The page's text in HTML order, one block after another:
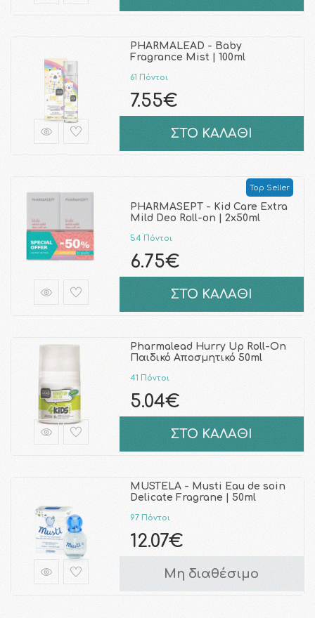
PHARMALEAD - Baby
Fragrance Mist | 100ml
61 Πόντοι
7.55€
ΣΤΟ ΚΑΛΑΘΙ
Top Seller
PHARMASEPT - Kid Care Extra
Mild Deo Roll-on | 2x50ml
54 Πόντοι
6.75€
ΣΤΟ ΚΑΛΑΘΙ
Pharmalead Hurry Up Roll-On
Παιδικό Αποσμητικό 50ml
41 Πόντοι
5.04€
ΣΤΟ ΚΑΛΑΘΙ
MUSTELA - Musti Eau de soin
Delicate Fragrane | 50ml
97 Πόντοι
12.07€
Μη διαθέσιμο